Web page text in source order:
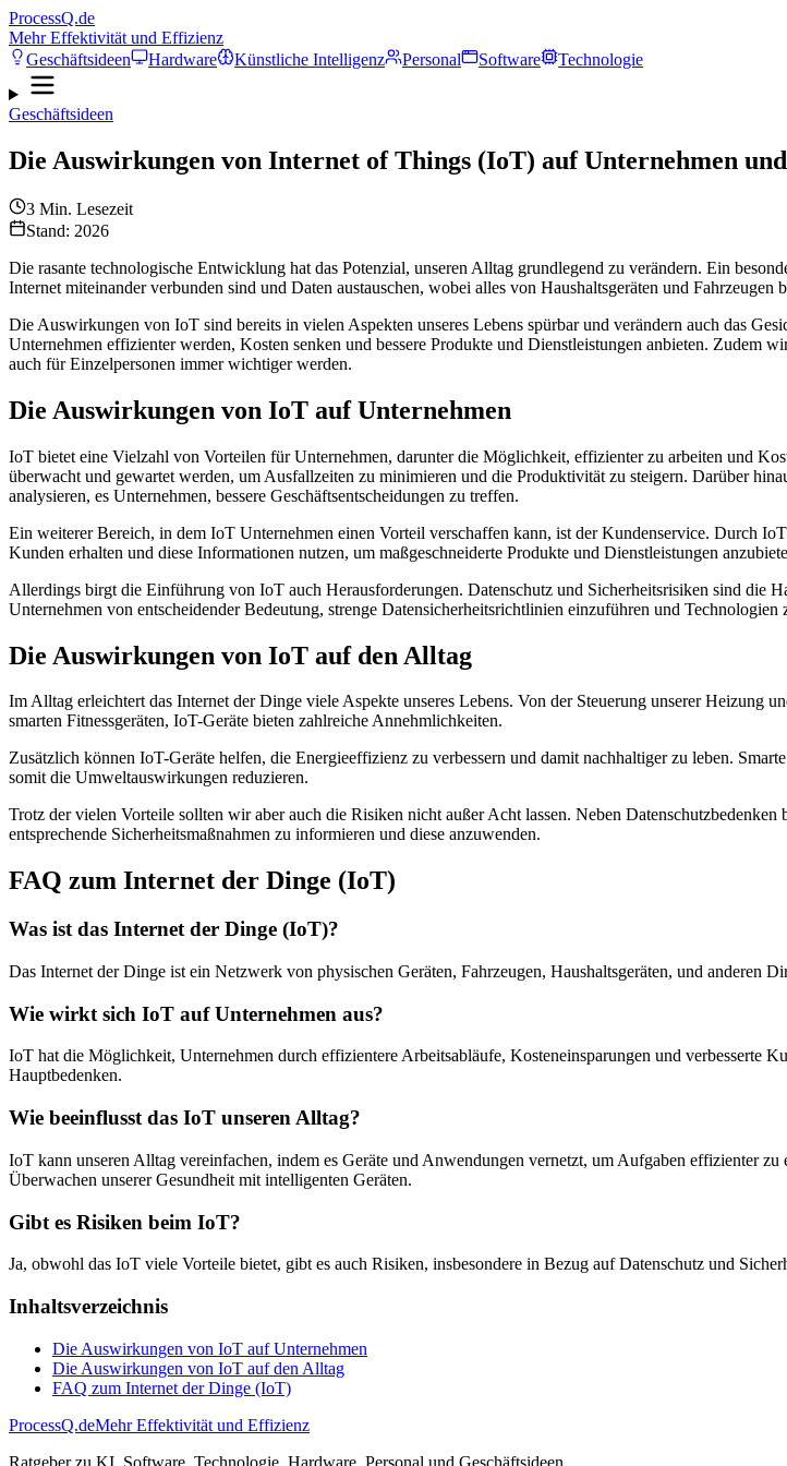
ProcessQ.de
Mehr Effektivität und Effizienz
Geschäftsideen
Hardware Künstliche Intelligenz Personal Software Technologie
Geschäftsideen
Die Auswirkungen von Internet of Things (IoT) auf Unternehmen
3 Min. Lesezeit
Stand: 2026
Die rasante technologische Entwicklung hat das Potenzial, unseren Alltag grundlegend zu verändern. Ein
Internet miteinander verbunden sind und Daten austauschen, wobei alles von Haushaltsgeräten und
Die Auswirkungen von IoT sind bereits in vielen Aspekten unseres Lebens spürbar und verändern auch das
Unternehmen effizienter werden, Kosten senken und bessere Produkte und Dienstleistungen anbieten. Zudem
auch für Einzelpersonen immer wichtiger werden.
Die Auswirkungen von IoT auf Unternehmen
IoT bietet eine Vielzahl von Vorteilen für Unternehmen, darunter die Möglichkeit, effizienter zu arbeiten und
überwacht und gewartet werden, um Ausfallzeiten zu minimieren und die Produktivität zu steigern. Darüber
analysieren, es Unternehmen, bessere Geschäftsentscheidungen zu treffen.
Ein weiterer Bereich, in dem IoT Unternehmen einen Vorteil verschaffen kann, ist der Kundenservice. Durch
Kunden erhalten und diese Informationen nutzen, um maßgeschneiderte Produkte und Dienstleistungen
Allerdings birgt die Einführung von IoT auch Herausforderungen. Datenschutz und Sicherheitsrisiken sind die
Unternehmen von entscheidender Bedeutung, strenge Datensicherheitsrichtlinien einzuführen und
Die Auswirkungen von IoT auf den Alltag
Im Alltag erleichtert das Internet der Dinge viele Aspekte unseres Lebens. Von der Steuerung unserer Heizung
smarten Fitnessgeräten, IoT-Geräte bieten zahlreiche Annehmlichkeiten.
Zusätzlich können IoT-Geräte helfen, die Energieeffizienz zu verbessern und damit nachhaltiger zu leben.
somit die Umweltauswirkungen reduzieren.
Trotz der vielen Vorteile sollten wir aber auch die Risiken nicht außer Acht lassen. Neben
entsprechende Sicherheitsmaßnahmen zu informieren und diese anzuwenden.
FAQ zum Internet der Dinge (IoT)
Was ist das Internet der Dinge (IoT)?
Das Internet der Dinge ist ein Netzwerk von physischen Geräten, Fahrzeugen, Haushaltsgeräten, und anderen
Wie wirkt sich IoT auf Unternehmen aus?
IoT hat die Möglichkeit, Unternehmen durch effizientere Arbeitsabläufe, Kosteneinsparungen und verbesserte
Hauptbedenken.
Wie beeinflusst das IoT unseren Alltag?
IoT kann unseren Alltag vereinfachen, indem es Geräte und Anwendungen vernetzt, um Aufgaben effizienter
Überwachen unserer Gesundheit mit intelligenten Geräten.
Gibt es Risiken beim IoT?
Ja, obwohl das IoT viele Vorteile bietet, gibt es auch Risiken, insbesondere in Bezug auf Datenschutz und
Inhaltsverzeichnis
Die Auswirkungen von IoT auf Unternehmen
Die Auswirkungen von IoT auf den Alltag
FAQ zum Internet der Dinge (IoT)
ProcessQ.deMehr Effektivität und Effizienz
Ratgeber zu KI, Software, Technologie, Hardware, Personal und Geschäftsideen.